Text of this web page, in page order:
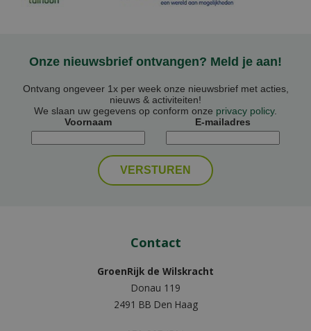
Onze nieuwsbrief ontvangen? Meld je aan!
Ontvang ongeveer 1x per week onze nieuwsbrief met acties,
nieuws & activiteiten!
We slaan uw gegevens op conform onze privacy policy.
Voornaam
E-mailadres
Contact
GroenRijk de Wilskracht
Donau 119
2491 BB Den Haag